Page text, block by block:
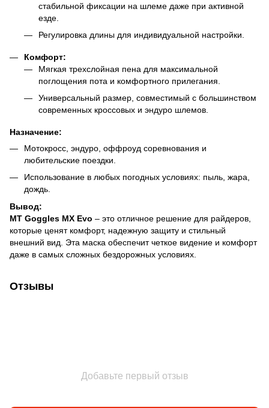
стабильной фиксации на шлеме даже при активной
езде.
Регулировка длины для индивидуальной настройки.
Комфорт:
Мягкая трехслойная пена для максимальной
поглощения пота и комфортного прилегания.
Универсальный размер, совместимый с большинством
современных кроссовых и эндуро шлемов.
Назначение:
Мотокросс, эндуро, оффроуд соревнования и
любительские поездки.
Использование в любых погодных условиях: пыль, жара,
дождь.
Вывод:
MT Goggles MX Evo – это отличное решение для райдеров,
которые ценят комфорт, надежную защиту и стильный
внешний вид. Эта маска обеспечит четкое видение и комфорт
даже в самых сложных бездорожных условиях.
Отзывы
Добавьте первый отзыв